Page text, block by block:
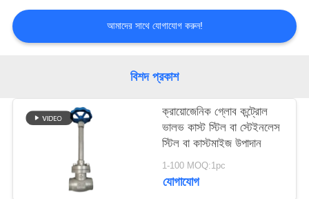
খবর
উদ্ধৃতির
জন্য
আমাদের সাথে যোগাযোগ করুন!
বিশদ প্রকাশ
ক্রায়োজেনিক গ্লোব কন্ট্রোল
ভালভ কাস্ট স্টিল বা স্টেইনলেস
স্টিল বা কাস্টমাইজ উপাদান
1-100 MOQ:1pc
যোগাযোগ